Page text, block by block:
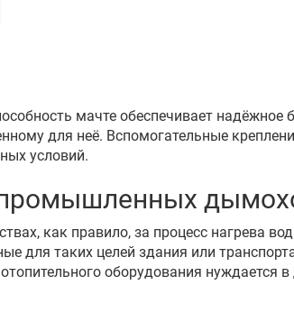
мачте обеспечивает надёжное
для неё. Вспомогательные
условий.
как правило, за процесс нагрева
для таких целей здания или
оборудования